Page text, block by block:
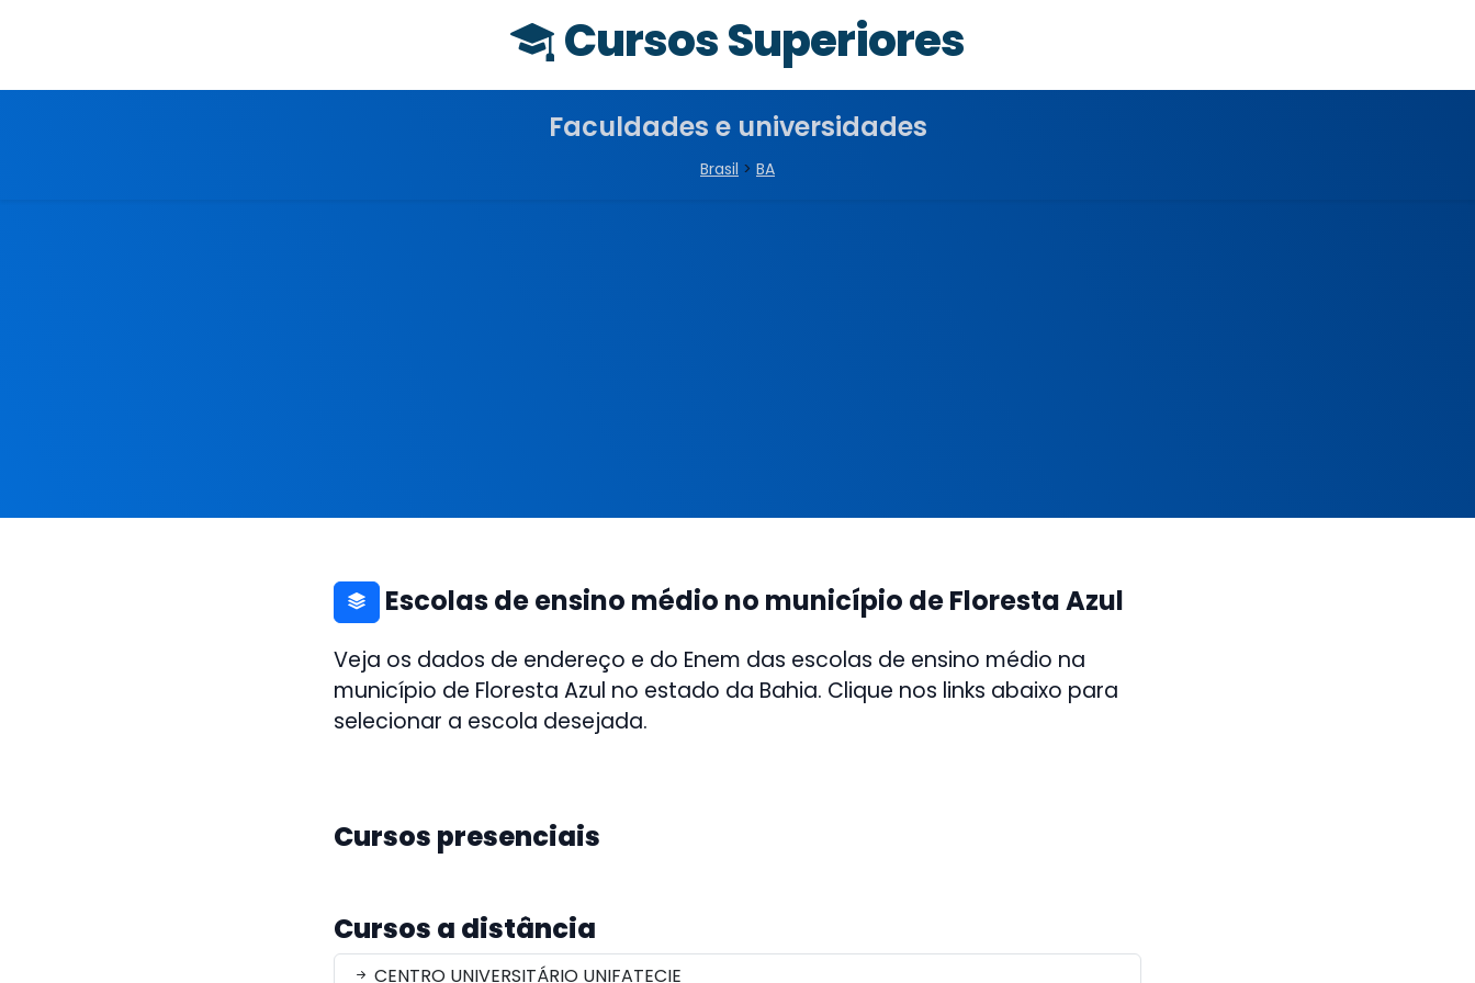
Cursos Superiores
Faculdades e universidades
Brasil > BA
Escolas de ensino médio no município de Floresta Azul
Veja os dados de endereço e do Enem das escolas de ensino médio na
município de Floresta Azul no estado da Bahia. Clique nos links abaixo para
selecionar a escola desejada.
Cursos presenciais
Cursos a distância
CENTRO UNIVERSITÁRIO UNIFATECIE